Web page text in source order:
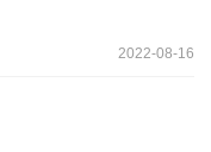
2022-08-16